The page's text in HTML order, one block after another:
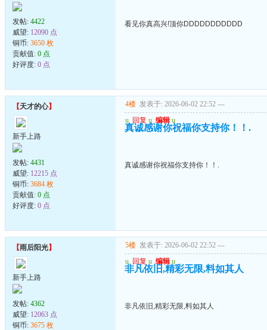
发帖: 4422
威望: 12090 点
铜币: 3650 枚
贡献值: 0 点
好评度: 0 点
看见你真高兴!顶你DDDDDDDDDDD
【天才的心】
新手上路
发帖: 4431
威望: 12215 点
铜币: 3684 枚
贡献值: 0 点
好评度: 0 点
4楼 发表于: 2026-06-02 22:52 ---
u 回复 u 编辑 u
真诚感谢你祝福你支持你！！.
真诚感谢你祝福你支持你！！.
【雨后阳光】
新手上路
发帖: 4362
威望: 12063 点
铜币: 3675 枚
5楼 发表于: 2026-06-02 22:52 ---
u 回复 u 编辑 u
非凡依旧,精彩无限,料如其人
非凡依旧,精彩无限,料如其人